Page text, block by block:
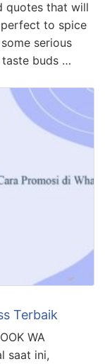
quotes that will
to spice
serious
buds …
Terbaik
WA
saat ini,